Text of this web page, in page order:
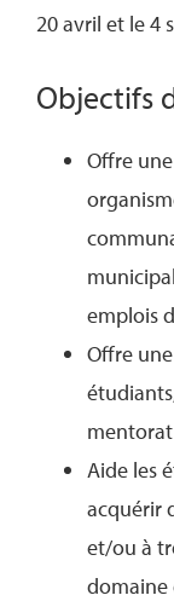
20 avril et le 4
Objectifs
Offre
emplois
Offre
Aide les
acquérir
et/ou à
domaine